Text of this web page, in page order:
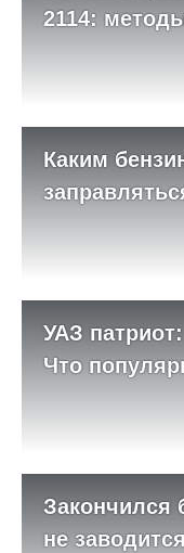
2114:
Каким
УАЗ
Что
Закончился
не